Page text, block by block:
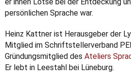
er ihnen Lotse bei der Entdeckung
persönlichen Sprache war.
Heinz Kattner ist Herausgeber der
Mitglied im Schriftstellerverband
Gründungsmitglied des Ateliers
Er lebt in Leestahl bei Lüneburg.